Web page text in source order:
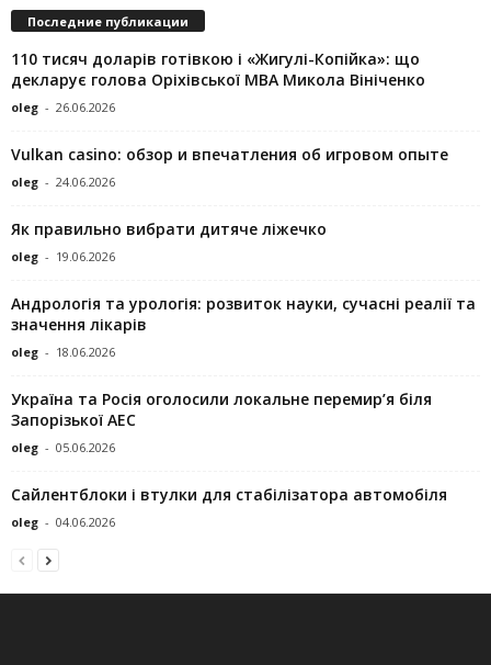
Последние публикации
110 тисяч доларів готівкою і «Жигулі-Копійка»: що
декларує голова Оріхівської МВА Микола Вініченко
oleg - 26.06.2026
Vulkan casino: обзор и впечатления об игровом опыте
oleg - 24.06.2026
Як правильно вибрати дитяче ліжечко
oleg - 19.06.2026
Андрологія та урологія: розвиток науки, сучасні реалії та
значення лікарів
oleg - 18.06.2026
Україна та Росія оголосили локальне перемир’я біля
Запорізької АЕС
oleg - 05.06.2026
Сайлентблоки і втулки для стабілізатора автомобіля
oleg - 04.06.2026